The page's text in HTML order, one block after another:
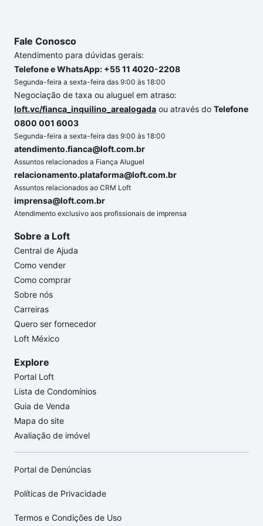
Fale Conosco
Atendimento para dúvidas gerais:
Telefone e WhatsApp: +55 11 4020-2208
Segunda-feira a sexta-feira das 9:00 às 18:00
Negociação de taxa ou aluguel em atraso:
loft.vc/fianca_inquilino_arealogada ou através do Telefone
0800 001 6003
Segunda-feira a sexta-feira das 9:00 às 18:00
atendimento.fianca@loft.com.br
Assuntos relacionados a Fiança Aluguel
relacionamento.plataforma@loft.com.br
Assuntos relacionados ao CRM Loft
imprensa@loft.com.br
Atendimento exclusivo aos profissionais de imprensa
Sobre a Loft
Central de Ajuda
Como vender
Como comprar
Sobre nós
Carreiras
Quero ser fornecedor
Loft México
Explore
Portal Loft
Lista de Condomínios
Guia de Venda
Mapa do site
Avaliação de imóvel
Portal de Denúncias
Políticas de Privacidade
Termos e Condições de Uso